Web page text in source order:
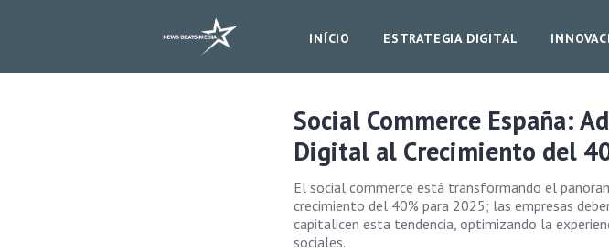
INÍCIO ESTRATEGIA DIGITAL
Social Commerce España:
Digital al Crecimiento del
El social commerce está transformando el
crecimiento del 40% para 2025; las empresas
capitalicen esta tendencia, optimizando la
sociales.